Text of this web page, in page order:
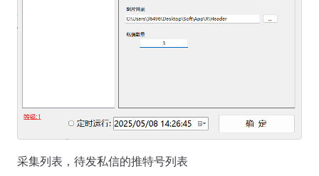
采集列表，待发私信的推特号列表